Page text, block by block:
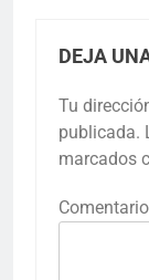
DEJA
Tu
publicada.
marcados
Comentario